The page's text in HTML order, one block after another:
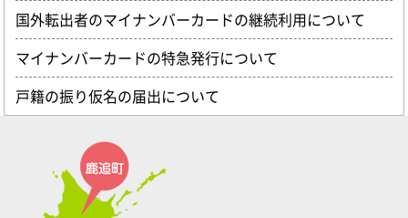
国外転出者のマイナンバーカードの継続利用について
マイナンバーカードの特急発行について
戸籍の振り仮名の届出について